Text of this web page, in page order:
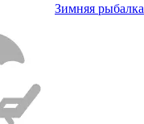
Зимняя рыбалка